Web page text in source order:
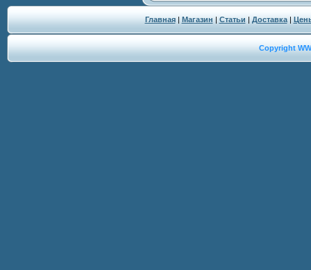
Главная| Магазин | Статьи | Доставка|
Copyright